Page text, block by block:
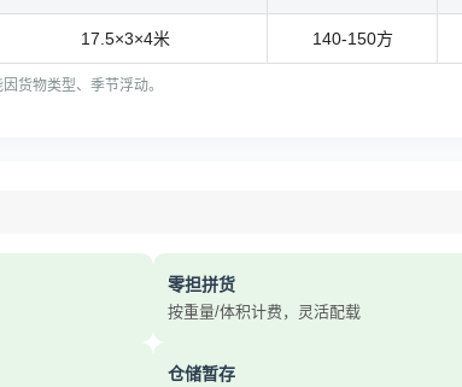
17.5×3×4米 140-150方
货物类型、季节浮动。
零担拼货
按重量/体积计费，灵活配载
仓储暂存